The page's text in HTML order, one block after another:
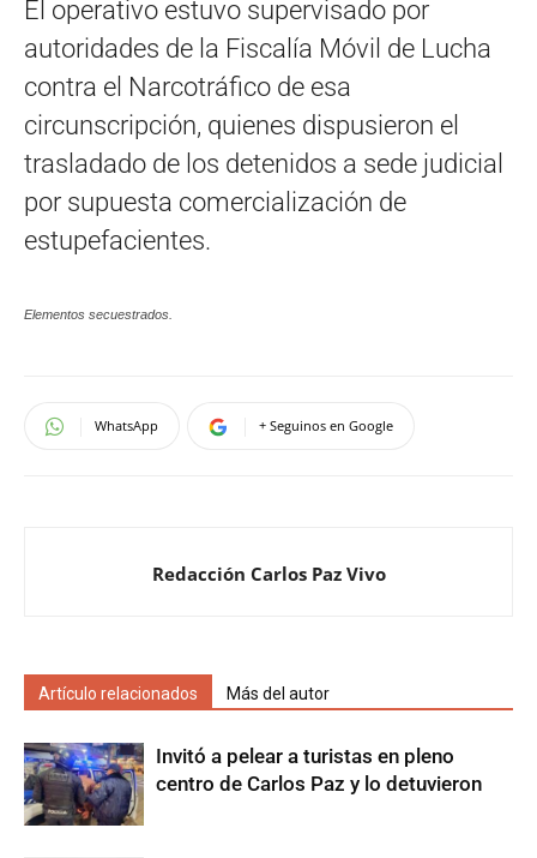
El operativo estuvo supervisado por
autoridades de la Fiscalía Móvil de Lucha
contra el Narcotráfico de esa
circunscripción, quienes dispusieron el
trasladado de los detenidos a sede judicial
por supuesta comercialización de
estupefacientes.
Elementos secuestrados.
WhatsApp + Seguinos en Google
Redacción Carlos Paz Vivo
Artículo relacionados Más del autor
Invitó a pelear a turistas en pleno
centro de Carlos Paz y lo detuvieron